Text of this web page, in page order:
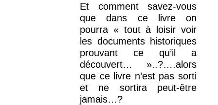
Et comment savez-vous
que dans ce livre on
pourra « tout à loisir voir
les documents historiques
prouvant ce qu’il a
découvert… »..?….alors
que ce livre n’est pas sorti
et ne sortira peut-être
jamais…?